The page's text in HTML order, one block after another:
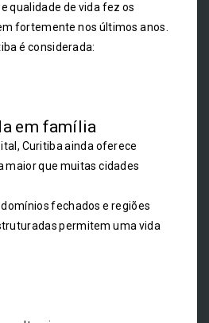
qualidade de vida fez os
fortemente nos últimos anos.
é considerada:
em família
Curitiba ainda oferece
maior que muitas cidades
fechados e regiões
permitem uma vida